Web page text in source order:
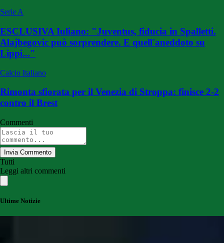
Serie A
ESCLUSIVA Iuliano: "Juventus, fiducia in Spalletti.
Alajbegovic può sorprendere. E quell'aneddoto su
Lippi..."
Calcio Italiano
Rimonta sfiorata per il Venezia di Stroppa: finisce 2-2
contro il Brest
Commenti
Invia Commento
Tutti
Leggi altri commenti
Ultime Notizie